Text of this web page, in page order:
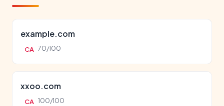
example.com
CA 70/100
xxoo.com
CA 100/100